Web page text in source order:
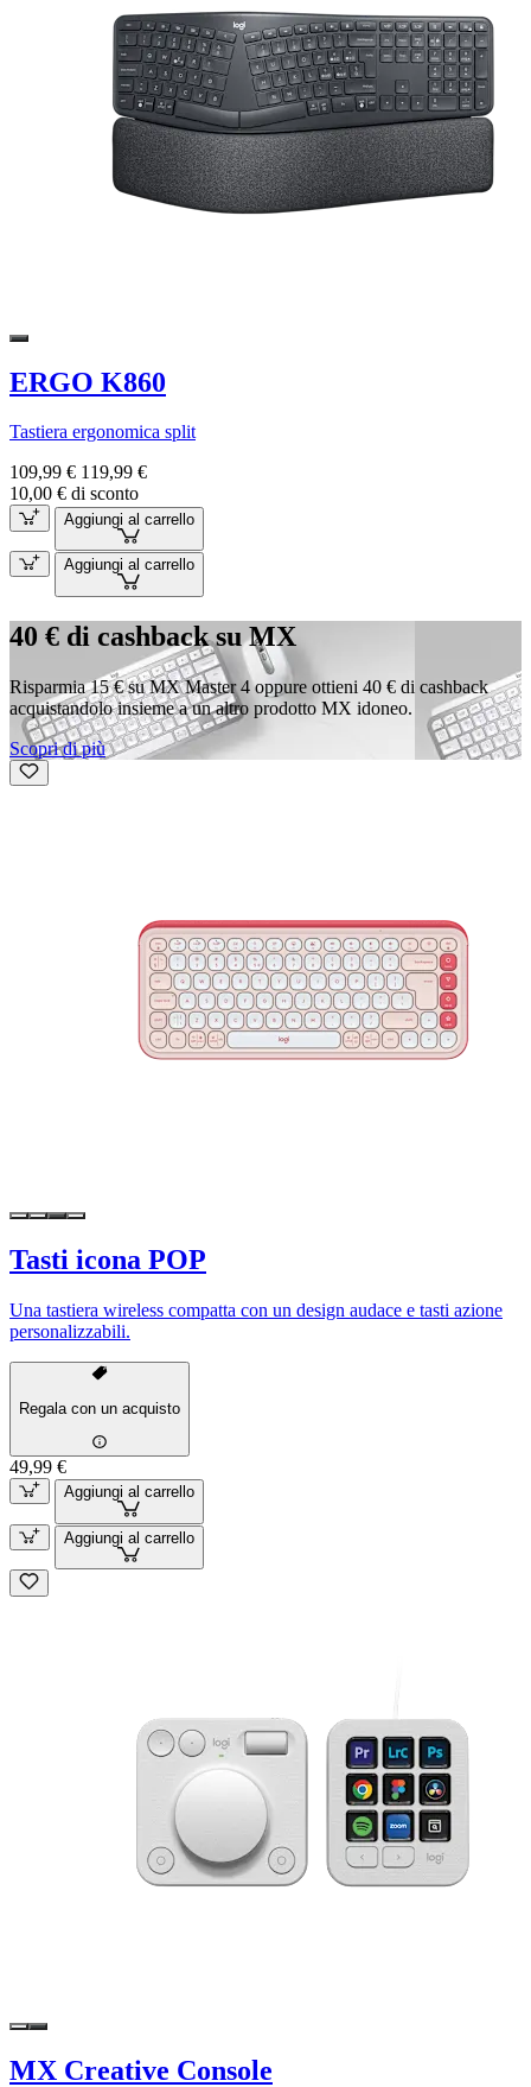
ERGO K860
Tastiera ergonomica split
109,99 € 119,99 €
10,00 € di sconto
Aggiungi al carrello
Aggiungi al carrello
40 € di cashback su MX
Risparmia 15 € su MX Master 4 oppure ottieni 40 € di cashback
acquistandolo insieme a un altro prodotto MX idoneo.
Scopri di più
Tasti icona POP
Una tastiera wireless compatta con un design audace e tasti azione
personalizzabili.
Regala con un acquisto
49,99 €
Aggiungi al carrello
Aggiungi al carrello
MX Creative Console